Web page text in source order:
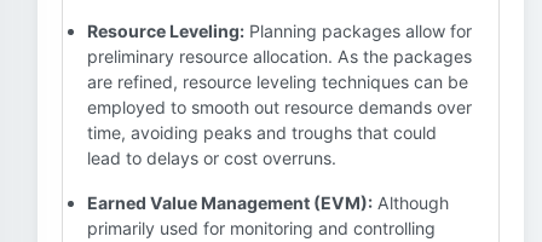
Resource Leveling: Planning packages allow for
preliminary resource allocation. As the packages
are refined, resource leveling techniques can be
employed to smooth out resource demands over
time, avoiding peaks and troughs that could
lead to delays or cost overruns.
Earned Value Management (EVM): Although
primarily used for monitoring and controlling